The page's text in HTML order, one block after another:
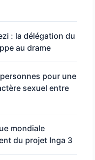
: la délégation du
au drame
pour une
sexuel entre
mondiale
du projet Inga 3